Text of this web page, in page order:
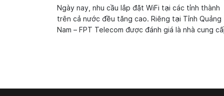
Ngày nay, nhu cầu lắp đặt WiFi tại các tỉnh thành
trên cả nước đều tăng cao. Riêng tại Tỉnh Quảng
Nam – FPT Telecom được đánh giá là nhà cung